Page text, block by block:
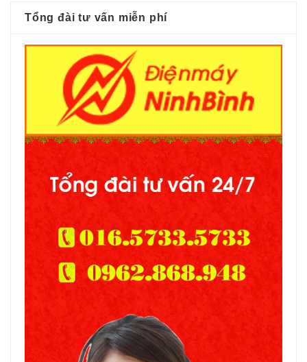
Tổng đài tư vấn miễn phí